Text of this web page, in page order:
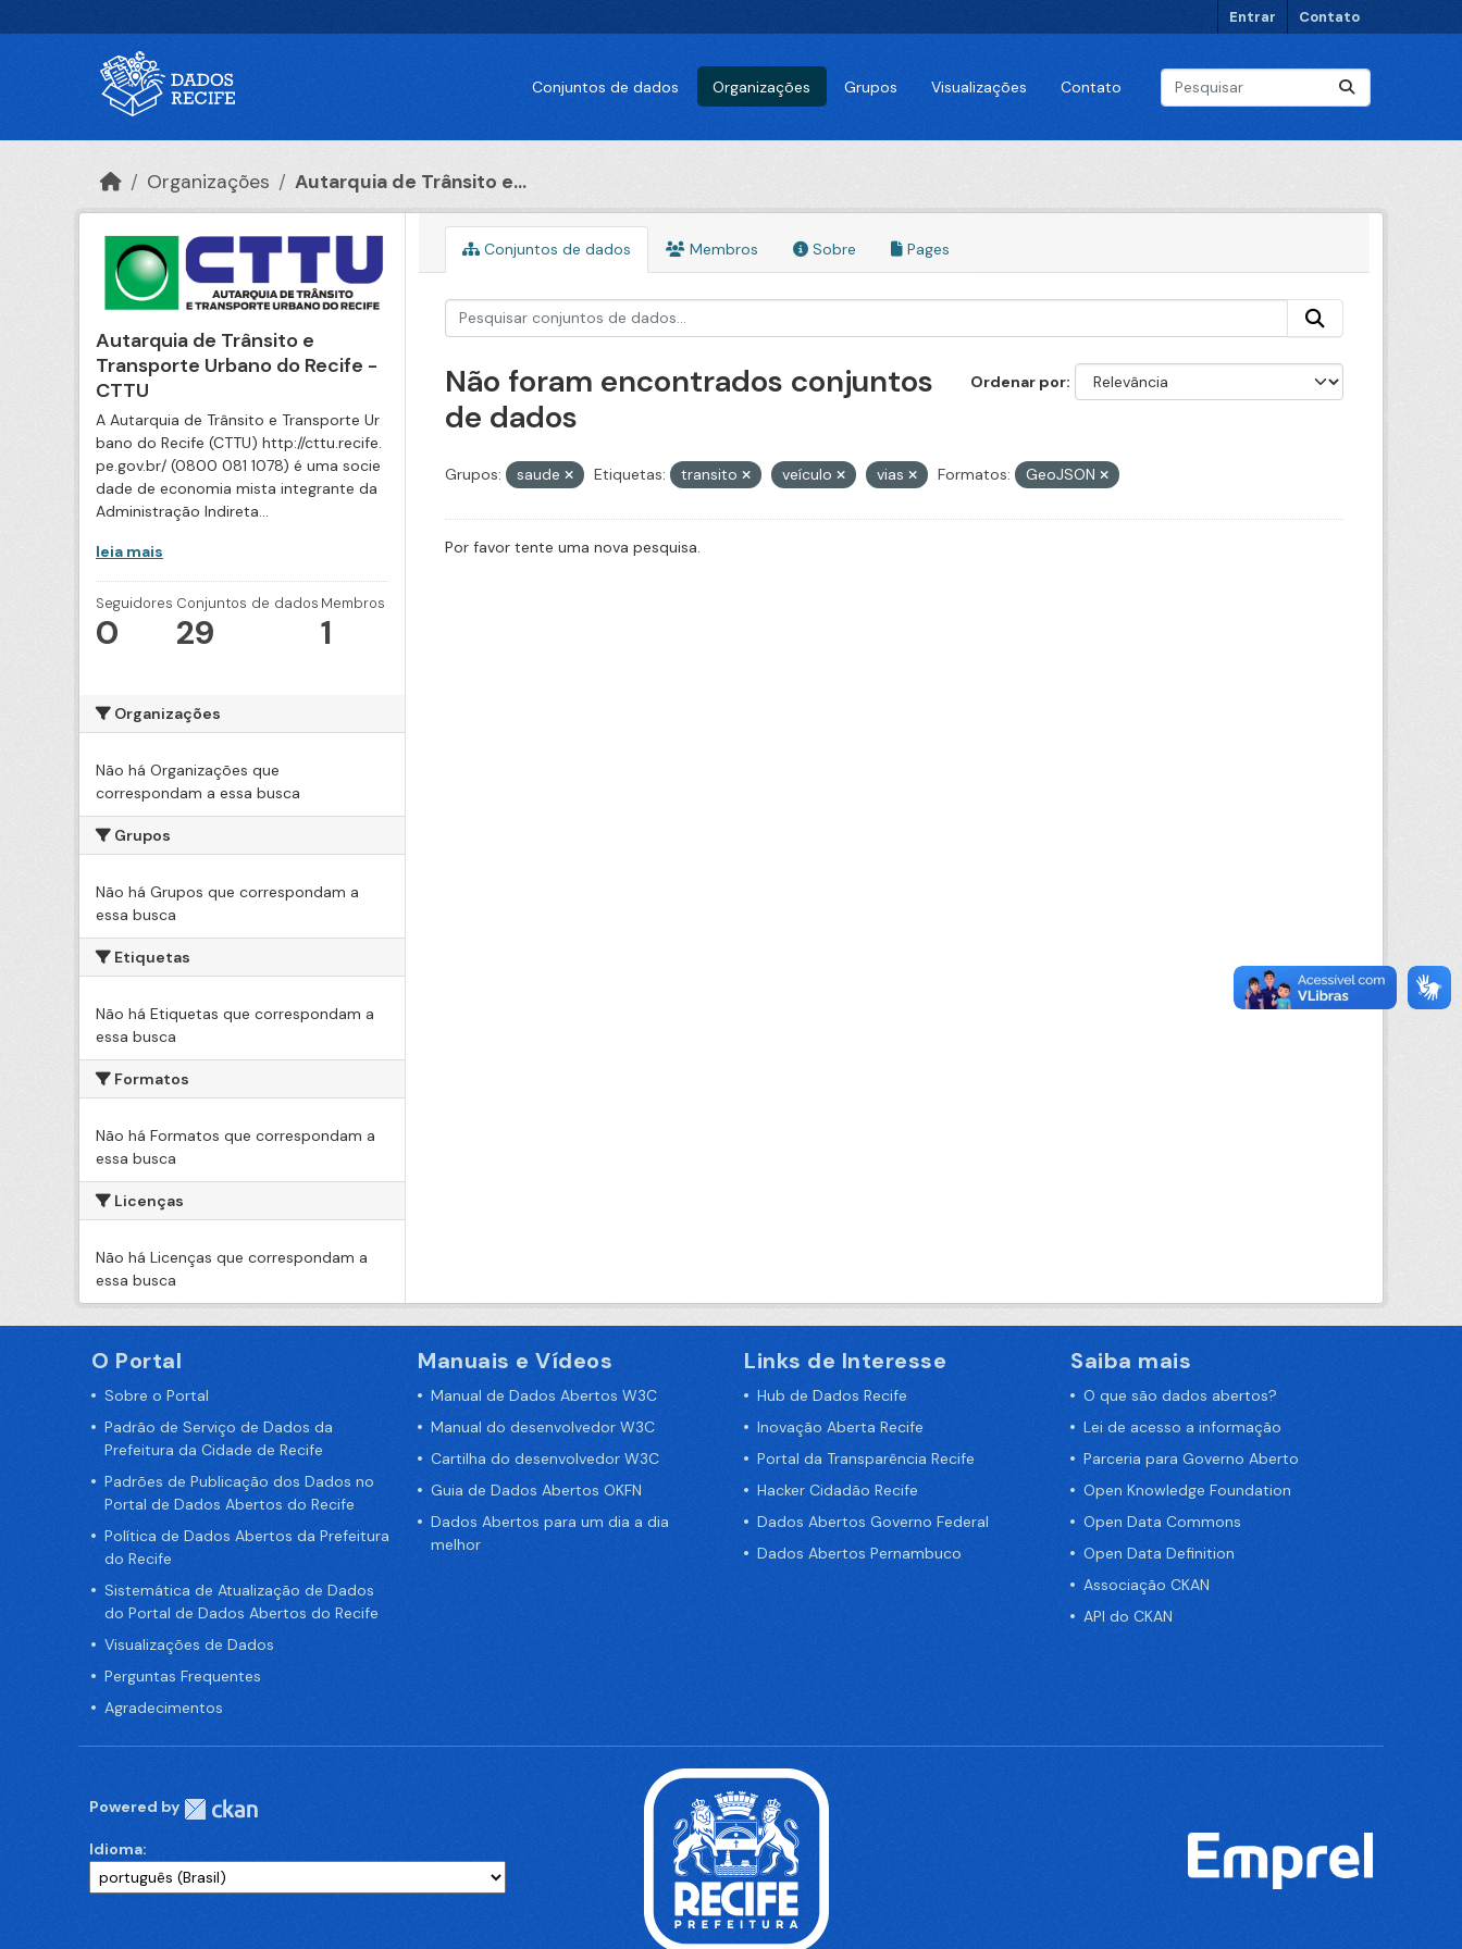
Entrar Contato
Conjuntos de dados Organizações Grupos Visualizações Contato
Organizações Autarquia de Trânsito e...
Autarquia de Trânsito e
Transporte Urbano do Recife -
CTTU
A Autarquia de Trânsito e Transporte Ur
bano do Recife (CTTU) http://cttu.recife.
pe.gov.br/ (0800 081 1078) é uma socie
dade de economia mista integrante da
Administração Indireta...
leia mais
Seguidores
0
Conjuntos de dados
29
Membros
1
Organizações
Não há Organizações que
correspondam a essa busca
Grupos
Não há Grupos que correspondam a
essa busca
Etiquetas
Não há Etiquetas que correspondam a
essa busca
Formatos
Não há Formatos que correspondam a
essa busca
Licenças
Não há Licenças que correspondam a
essa busca
Conjuntos de dados Membros Sobre Pages
Ordenar por
Não foram encontrados conjuntos
de dados
Grupos: saude Etiquetas: transito veículo vias Formatos: GeoJSON
Por favor tente uma nova pesquisa.
O Portal
Sobre o Portal
Padrão de Serviço de Dados da
Prefeitura da Cidade de Recife
Padrões de Publicação dos Dados no
Portal de Dados Abertos do Recife
Política de Dados Abertos da Prefeitura
do Recife
Sistemática de Atualização de Dados
do Portal de Dados Abertos do Recife
Visualizações de Dados
Perguntas Frequentes
Agradecimentos
Manuais e Vídeos
Manual de Dados Abertos W3C
Manual do desenvolvedor W3C
Cartilha do desenvolvedor W3C
Guia de Dados Abertos OKFN
Dados Abertos para um dia a dia
melhor
Links de Interesse
Hub de Dados Recife
Inovação Aberta Recife
Portal da Transparência Recife
Hacker Cidadão Recife
Dados Abertos Governo Federal
Dados Abertos Pernambuco
Saiba mais
O que são dados abertos?
Lei de acesso a informação
Parceria para Governo Aberto
Open Knowledge Foundation
Open Data Commons
Open Data Definition
Associação CKAN
API do CKAN
Powered by
Idioma